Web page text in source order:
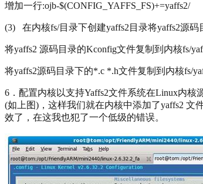
增加一行:ojb-$(CONFIG_YAFFS_FS)+=yaffs2/
(3) 在内核fs/目录下创建yaffs2目录将yaffs2源码
将yaffs2 源码目录的Kconfig文件复制到内核fs/
将yaffs2源码目录下的*.c *.h文件复制到内核fs/
6．配置内核以支持Yaffs2文件系统在Linux内核
(如上图)，这样我们就在内核中添加了yaffs2 文
效了，在这我也犯了一个低级的错误。